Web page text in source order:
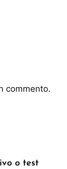
commento.
o test